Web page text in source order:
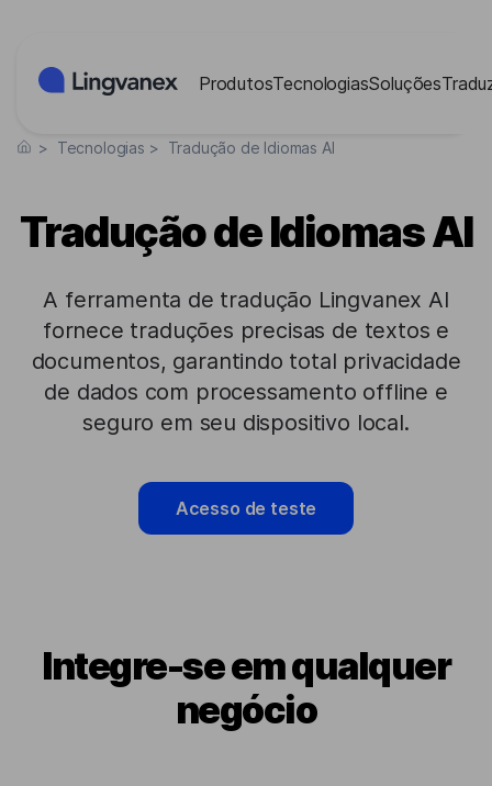
ProdutosTecnologiasSoluções
> Tecnologias > Tradução de Idiomas AI
Tradução de Idiomas AI
A ferramenta de tradução Lingvanex AI
fornece traduções precisas de textos e
documentos, garantindo total privacidade
de dados com processamento offline e
seguro em seu dispositivo local.
Acesso de teste
Integre-se em qualquer
negócio